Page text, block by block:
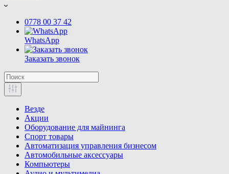
0778 00 37 42
WhatsApp
Заказать звонок
Везде
Акции
Оборудование для майнинга
Спорт товары
Автоматизация управления бизнесом
Автомобильные аксессуары
Компьютеры